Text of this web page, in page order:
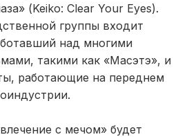
(Keiko: Clear Your Eyes).
группы входит
над многими
такими как «Масэтэ», и
работающие на переднем
с мечом» будет